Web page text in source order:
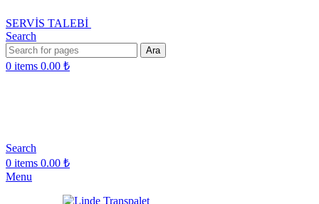
SERVİS TALEBİ
Search
Ara
0 items 0.00 ₺
Search
0 items 0.00 ₺
Menu